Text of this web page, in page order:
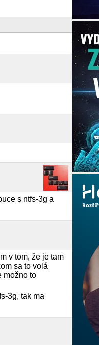
s ntfs-3g a
v tom, že je tam
sa to volá
možno to
3g, tak ma